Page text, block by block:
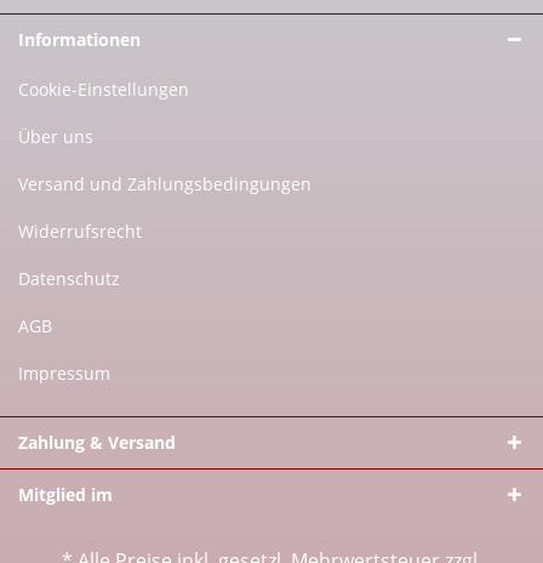
Informationen
Cookie-Einstellungen
Über uns
Versand und Zahlungsbedingungen
Widerrufsrecht
Datenschutz
AGB
Impressum
Zahlung & Versand
Mitglied im